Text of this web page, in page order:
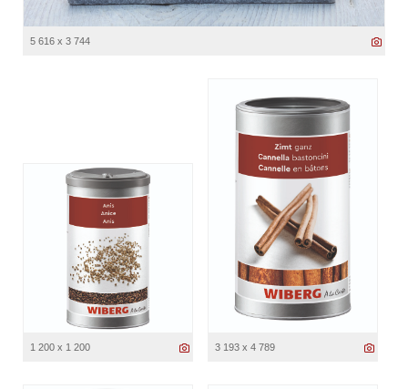
5 616 x 3 744
1 200 x 1 200 3 193 x 4 789